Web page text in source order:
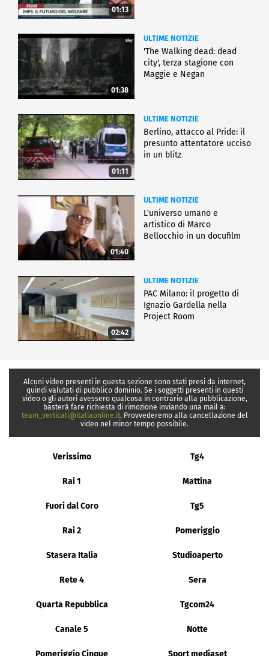
01:13
01:38
ULTIME NOTIZIE
'The Walking dead: dead
city', terza stagione con
Maggie e Negan
01:11
ULTIME NOTIZIE
Berlino, attacco al Pride: il
presunto attentatore ucciso
in un blitz
01:40
ULTIME NOTIZIE
L'universo umano e
artistico di Marco
Bellocchio in un docufilm
02:42
ULTIME NOTIZIE
PAC Milano: il progetto di
Ignazio Gardella nella
Project Room
Alcuni video presenti in questa sezione sono stati presi da internet,
quindi valutati di pubblico dominio. Se i soggetti presenti in questi
video o gli autori avessero qualcosa in contrario alla pubblicazione,
basterà fare richiesta di rimozione inviando una mail a:
team_verticali@italiaonline.it. Provvederemo alla cancellazione del
video nel minor tempo possibile.
Verissimo Tg4
Rai 1 Mattina
Fuori dal Coro Tg5
Rai 2 Pomeriggio
Stasera Italia Studioaperto
Rete 4 Sera
Quarta Repubblica Tgcom24
Canale 5 Notte
Pomeriggio Cinque Sport mediaset